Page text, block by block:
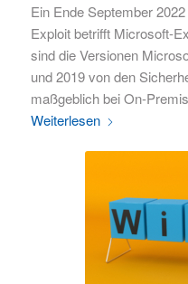
Ein Ende September
Exploit betrifft Microsoft-
sind die Versionen
und 2019 von den
maßgeblich bei On-
Weiterlesen